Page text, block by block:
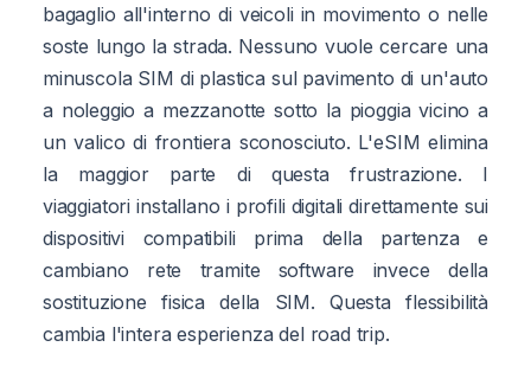
bagaglio all'interno di veicoli in movimento o nelle
soste lungo la strada. Nessuno vuole cercare una
minuscola SIM di plastica sul pavimento di un'auto
a noleggio a mezzanotte sotto la pioggia vicino a
un valico di frontiera sconosciuto. L'eSIM elimina
la maggior parte di questa frustrazione. I
viaggiatori installano i profili digitali direttamente sui
dispositivi compatibili prima della partenza e
cambiano rete tramite software invece della
sostituzione fisica della SIM. Questa flessibilità
cambia l'intera esperienza del road trip.